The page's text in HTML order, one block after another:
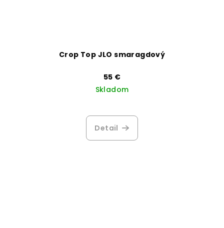
Crop Top JLO smaragdový
55 €
Skladom
Detail